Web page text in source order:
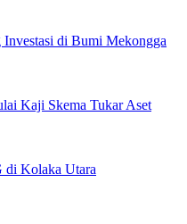
di Bumi Mekongga
Kaji Skema Tukar Aset
di Kolaka Utara